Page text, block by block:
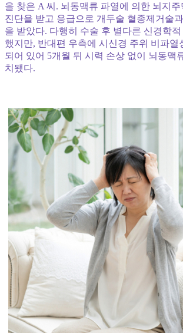
을 찾은 A 씨. 뇌동맥류 파열에 의한 뇌지
진단을 받고 응급으로 개두술 혈종제거술
을 받았다. 다행히 수술 후 별다른 신경학
했지만, 반대편 우측에 시신경 주위 비파열
되어 있어 5개월 뒤 시력 손상 없이 뇌동맥
치됐다.